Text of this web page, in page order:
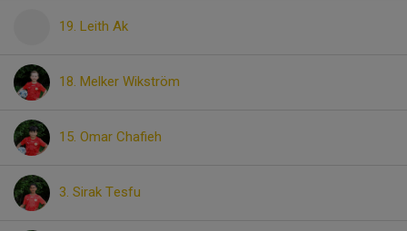
19. Leith Ak
18. Melker Wikström
15. Omar Chafieh
3. Sirak Tesfu